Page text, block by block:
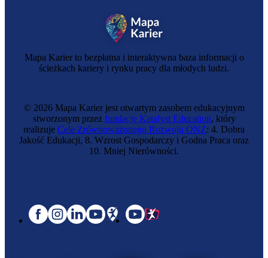
Mapa Karier to bezpłatna i interaktywna baza informacji o
ścieżkach kariery i rynku pracy dla młodych ludzi.
© 2026 Mapa Karier jest otwartym zasobem edukacyjnym
stworzonym przez fundację Katalyst Education, który
realizuje Cele Zrównoważonego Rozwoju ONZ: 4. Dobra
Jakość Edukacji, 8. Wzrost Gospodarczy i Godna Praca oraz
10. Mniej Nierówności.